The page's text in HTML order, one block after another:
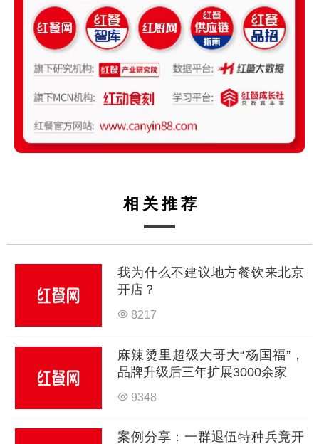
相关推荐
我为什么不建议地方餐饮来北京
开店？
8217
麻辣烫里超级大哥大“杨国福”，
品牌升级后三年扩展3000余家
9348
案例分享：一群退伍特种兵竟开